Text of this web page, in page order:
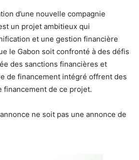
d’une nouvelle compagnie
un projet ambitieux qui
et une gestion financière
le Gabon soit confronté à des défis
des sanctions financières et
de financement intégré offrent des
de ce projet.
ne soit pas une annonce de